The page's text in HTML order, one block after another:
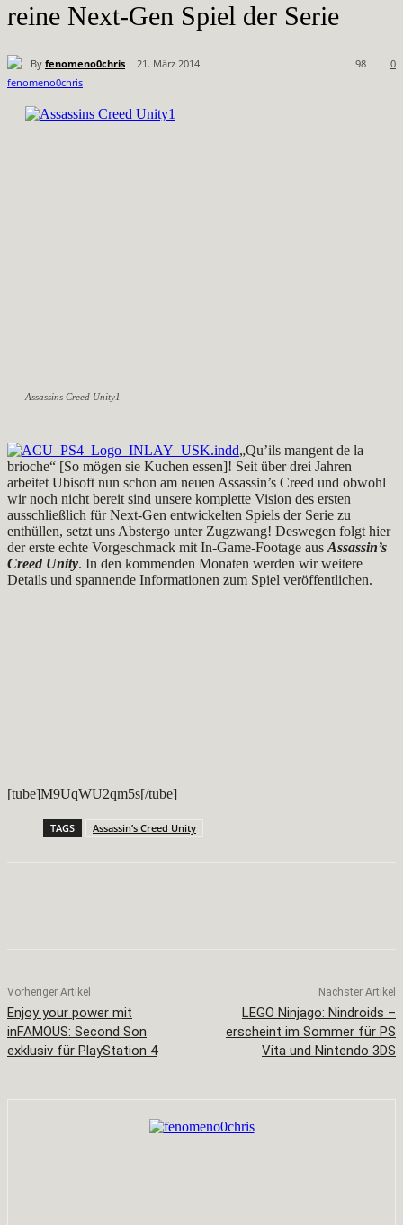
reine Next-Gen Spiel der Serie
By fenomeno0chris 21. März 2014 0
98
Assassins Creed Unity1
„Qu’ils mangent de la
brioche“ [So mögen sie Kuchen essen]! Seit über drei Jahren
arbeitet Ubisoft nun schon am neuen Assassin’s Creed und obwohl
wir noch nicht bereit sind unsere komplette Vision des ersten
ausschließlich für Next-Gen entwickelten Spiels der Serie zu
enthüllen, setzt uns Abstergo unter Zugzwang! Deswegen folgt hier
der erste echte Vorgeschmack mit In-Game-Footage aus Assassin’s
Creed Unity. In den kommenden Monaten werden wir weitere
Details und spannende Informationen zum Spiel veröffentlichen.
[tube]M9UqWU2qm5s[/tube]
TAGS Assassin’s Creed Unity
Vorheriger Artikel
Enjoy your power mit
inFAMOUS: Second Son
exklusiv für PlayStation 4
Nächster Artikel
LEGO Ninjago: Nindroids –
erscheint im Sommer für PS
Vita und Nintendo 3DS